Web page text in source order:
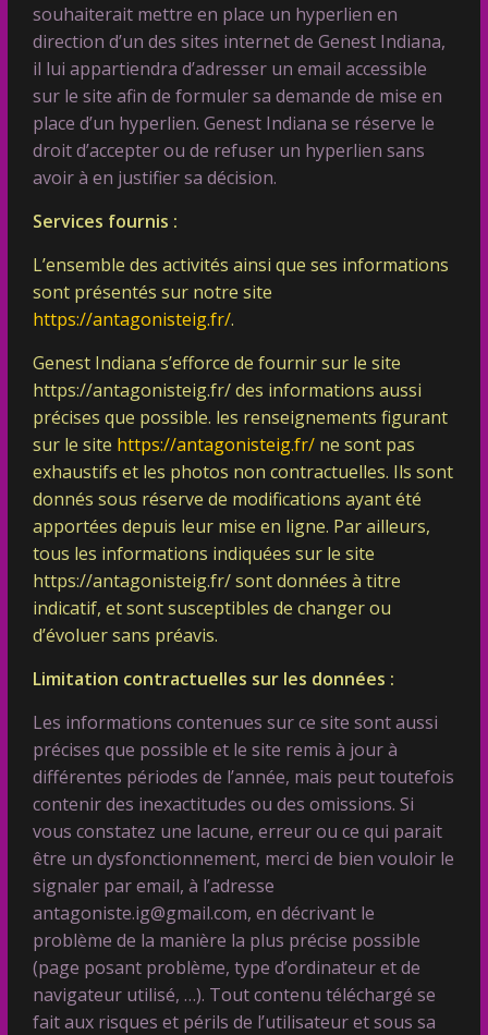
souhaiterait mettre en place un hyperlien en
direction d’un des sites internet de Genest Indiana,
il lui appartiendra d’adresser un email accessible
sur le site afin de formuler sa demande de mise en
place d’un hyperlien. Genest Indiana se réserve le
droit d’accepter ou de refuser un hyperlien sans
avoir à en justifier sa décision.
Services fournis :
L’ensemble des activités ainsi que ses informations
sont présentés sur notre site
https://antagonisteig.fr/.
Genest Indiana s’efforce de fournir sur le site
https://antagonisteig.fr/ des informations aussi
précises que possible. les renseignements figurant
sur le site https://antagonisteig.fr/ne sont pas
exhaustifs et les photos non contractuelles. Ils sont
donnés sous réserve de modifications ayant été
apportées depuis leur mise en ligne. Par ailleurs,
tous les informations indiquées sur le site
https://antagonisteig.fr/sont données à titre
indicatif, et sont susceptibles de changer ou
d’évoluer sans préavis.
Limitation contractuelles sur les données :
Les informations contenues sur ce site sont aussi
précises que possible et le site remis à jour à
différentes périodes de l’année, mais peut toutefois
contenir des inexactitudes ou des omissions. Si
vous constatez une lacune, erreur ou ce qui parait
être un dysfonctionnement, merci de bien vouloir le
signaler par email, à l’adresse
antagoniste.ig@gmail.com, en décrivant le
problème de la manière la plus précise possible
(page posant problème, type d’ordinateur et de
navigateur utilisé, …). Tout contenu téléchargé se
fait aux risques et périls de l’utilisateur et sous sa